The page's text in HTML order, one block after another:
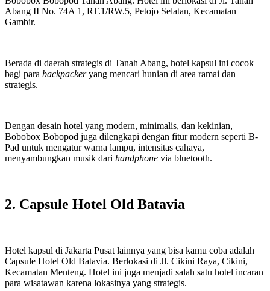
Abang II No. 74A 1, RT.1/RW.5, Petojo Selatan, Kecamatan
Gambir.
Berada di daerah strategis di Tanah Abang, hotel kapsul ini cocok
bagi para backpackeryang mencari hunian di area ramai dan
strategis.
Dengan desain hotel yang modern, minimalis, dan kekinian,
Bobobox Bobopod juga dilengkapi dengan fitur modern seperti B-
Pad untuk mengatur warna lampu, intensitas cahaya,
menyambungkan musik dari handphone via bluetooth.
2. Capsule Hotel Old Batavia
Hotel kapsul di Jakarta Pusat lainnya yang bisa kamu coba adalah
Capsule Hotel Old Batavia. Berlokasi di Jl. Cikini Raya, Cikini,
Kecamatan Menteng. Hotel ini juga menjadi salah satu hotel incaran
para wisatawan karena lokasinya yang strategis.